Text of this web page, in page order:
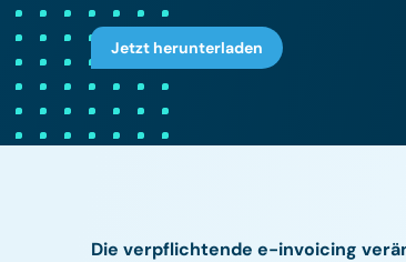
Jetzt herunterladen
Die verpflichtende e-invoicing